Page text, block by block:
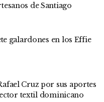
de Santiago
galardones en los Effie
Cruz por sus aportes
textil dominicano